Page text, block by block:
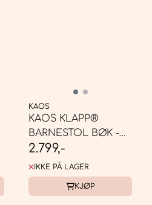
KAOS
KAOS KLAPP®
BARNESTOL BØK -
HVIT
2.799,-
IKKE PÅ LAGER
KJØP